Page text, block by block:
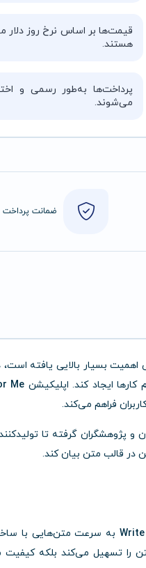
قیمت‌ها بر اساس نرخ روز
هستند.
پرداخت‌ها به‌طور رسمی و
می‌شوند.
ضمانت پرداخت
بسیار بالایی یافته است،
ایجاد کند. اپلیکیشن Me
فراهم می‌کند.
پژوهشگران گرفته تا
در قالب متن بیان کند.
به سرعت متن‌هایی با
را تسهیل می‌کند بلکه کیفیت